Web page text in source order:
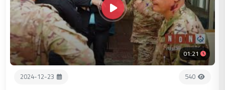
01:21
540
2024-12-23